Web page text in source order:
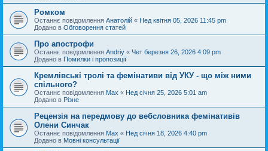
Ромком
Останнє повідомлення Анатолій « Нед квітня 05, 2026 11:45 pm
Додано в Обговорення статей
Про апострофи
Останнє повідомлення Andriy « Чет березня 26, 2026 4:09 pm
Додано в Помилки і пропозиції
Кремлівські тролі та фемінативи від УКУ - що між ними
спільного?
Останнє повідомлення Max « Нед січня 25, 2026 5:01 am
Додано в Різне
Рецензія на передмову до вебсловника фемінативів
Олени Синчак
Останнє повідомлення Max « Нед січня 18, 2026 4:40 pm
Додано в Мовні консультації